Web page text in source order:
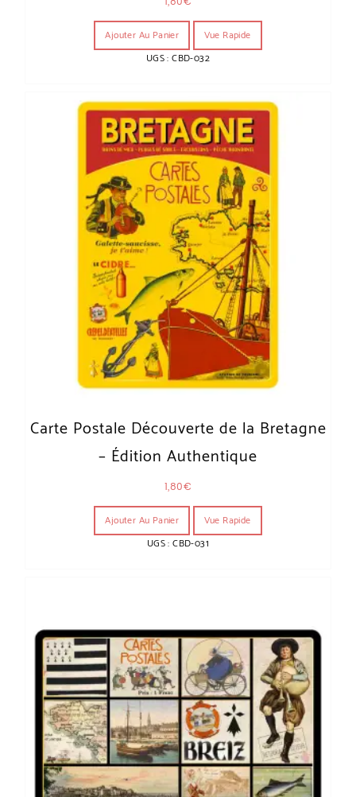
Ajouter Au Panier
Vue Rapide
UGS : CBD-032
Carte Postale Découverte de la Bretagne
– Édition Authentique
1,80€
Ajouter Au Panier
Vue Rapide
UGS : CBD-031